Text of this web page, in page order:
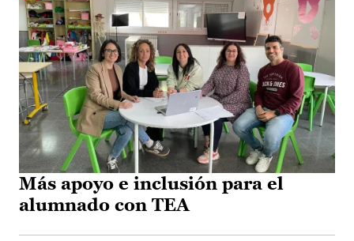
Más apoyo e inclusión para el
alumnado con TEA